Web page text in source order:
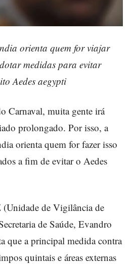
orienta quem for viajar
medidas para evitar
Aedes aegypti
Carnaval, muita gente irá
prolongado. Por isso, a
orienta quem for fazer isso
a fim de evitar o Aedes
de Vigilância de
de Saúde, Evandro
que a principal medida contra
quintais e áreas externas